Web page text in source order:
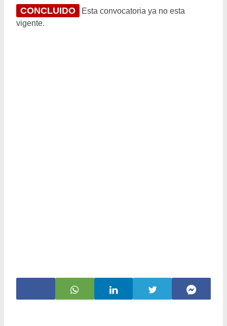
CONCLUIDO
Esta convocatoria ya no esta
vigente.